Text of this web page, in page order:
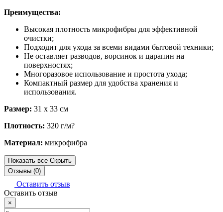
Преимущества:
Высокая плотность микрофибры для эффективной
очистки;
Подходит для ухода за всеми видами бытовой техники;
Не оставляет разводов, ворсинок и царапин на
поверхностях;
Многоразовое использование и простота ухода;
Компактный размер для удобства хранения и
использования.
Размер: 31 х 33 см
Плотность: 320 г/м?
Материал: микрофибра
Показать все Скрыть
Отзывы (0)
Оставить отзыв
Оставить отзыв
×